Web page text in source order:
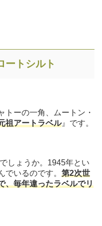
ートシルト
トーの一角、ムートン・
祖アートラベル』です。
しょうか。1945年とい
でいるのです。 第2次世
、毎年違ったラベルでリ